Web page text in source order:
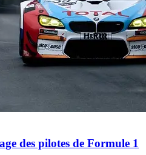
des pilotes de Formule 1